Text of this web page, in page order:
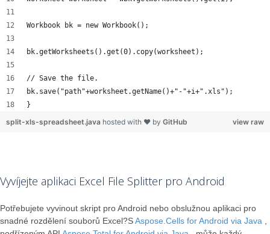
Workbook bk = new Workbook();
bk.getWorksheets().get(0).copy(worksheet);
// Save the file.
bk.save("path"+worksheet.getName()+"-"+i+".xls");
}
view raw
split-xls-spreadsheet.java hosted with ❤ by GitHub
Vyvíjejte aplikaci Excel File Splitter pro Android
Potřebujete vyvinout skript pro Android nebo obslužnou aplikaci pro
snadné rozdělení souborů Excel?SAspose.Cells for Android via Java